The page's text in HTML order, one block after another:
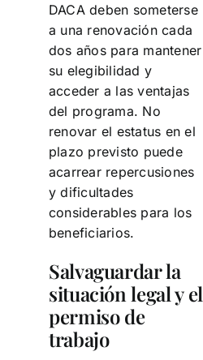
DACA deben someterse
a una renovación cada
dos años para mantener
su elegibilidad y
acceder a las ventajas
del programa. No
renovar el estatus en el
plazo previsto puede
acarrear repercusiones
y dificultades
considerables para los
beneficiarios.
Salvaguardar la
situación legal y el
permiso de
trabajo